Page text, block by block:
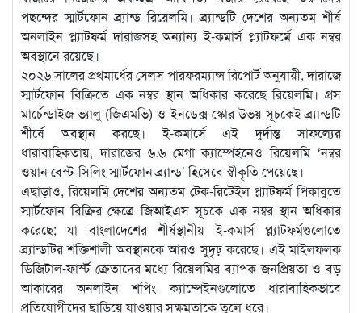
পছন্দের স্মার্টফোন ব্র্যান্ড রিয়েলমি। ব্র্যান্ডটি দেশের অন্যতম শীর্ষ
অনলাইন প্ল্যাটফর্ম দারাজসহ অন্যান্য ই-কমার্স প্ল্যাটফর্মে এক নম্বর
অবস্থানে রয়েছে।
২০২৬ সালের প্রথমার্ধের সেলস পারফরম্যান্স রিপোর্ট অনুযায়ী, দারাজে
স্মার্টফোন বিক্রিতে এক নম্বর স্থান অধিকার করেছে রিয়েলমি। গ্রস
মার্চেন্ডাইজ ভ্যালু (জিএমভি) ও ইনডেক্স স্কোর উভয় সূচকেই ব্র্যান্ডটি
শীর্ষে অবস্থান করছে। ই-কমার্সে এই দুর্দান্ত সাফল্যের
ধারাবাহিকতায়, দারাজের ৬.৬ মেগা ক্যাম্পেইনেও রিয়েলমি ‘নম্বর
ওয়ান বেস্ট-সিলিং স্মার্টফোন ব্র্যান্ড’ হিসেবে স্বীকৃতি পেয়েছে।
এছাড়াও, রিয়েলমি দেশের অন্যতম টেক-রিটেইল প্ল্যাটফর্ম পিকাবুতে
স্মার্টফোন বিক্রির ক্ষেত্রে জিআইএস সূচকে এক নম্বর স্থান অধিকার
করেছে; যা বাংলাদেশের শীর্ষস্থানীয় ই-কমার্স প্ল্যাটফর্মগুলোতে
ব্র্যান্ডটির শক্তিশালী অবস্থানকে আরও সুদৃঢ় করেছে। এই মাইলফলক
ডিজিটাল-ফার্স্ট ক্রেতাদের মধ্যে রিয়েলমির ব্যাপক জনপ্রিয়তা ও বড়
আকারের অনলাইন শপিং ক্যাম্পেইনগুলোতে ধারাবাহিকভাবে
প্রতিযোগীদের ছাড়িয়ে যাওয়ার সক্ষমতাকে তুলে ধরে।